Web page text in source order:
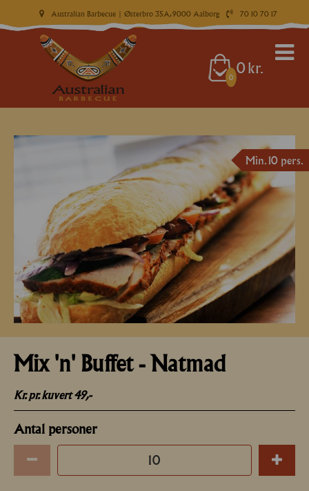
Australian Barbecue | Østerbro 35A, 9000 Aalborg 70 10 70 17
0
0 kr.
Min. 10 pers.
Mix 'n' Buffet - Natmad
Kr. pr. kuvert 49,-
Antal personer